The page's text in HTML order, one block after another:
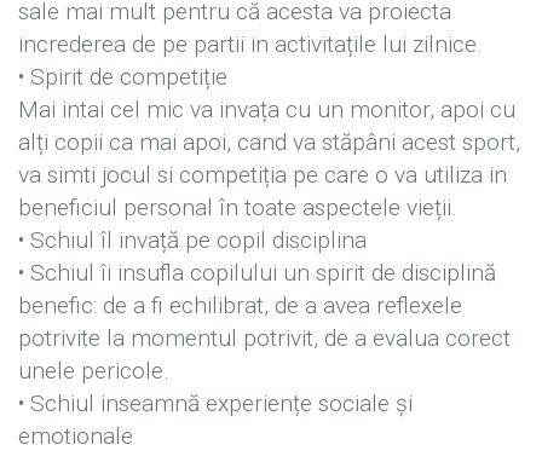
sale mai mult pentru că acesta va proiecta
increderea de pe partii in activitațile lui zilnice.
• Spirit de competiție
Mai intai cel mic va invața cu un monitor, apoi cu
alți copii ca mai apoi, cand va stăpâni acest sport,
va simti jocul si competiția pe care o va utiliza in
beneficiul personal în toate aspectele vieții.
• Schiul îl invață pe copil disciplina
• Schiul îi insufla copilului un spirit de disciplină
benefic: de a fi echilibrat, de a avea reflexele
potrivite la momentul potrivit, de a evalua corect
unele pericole.
• Schiul inseamnă experiențe sociale și
emotionale